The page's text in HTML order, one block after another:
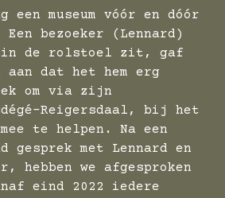
een museum vóór en dóór
bezoeker (Lennard)
in de rolstoel zit, gaf
dat het hem erg
om via zijn
Reigersdaal, bij het
mee te helpen. Na een
gesprek met Lennard en
hebben we afgesproken
eind 2022 iedere